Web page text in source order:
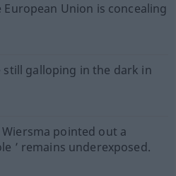
Union is concealing
still galloping in the dark in
pointed out a
’ remains underexposed.